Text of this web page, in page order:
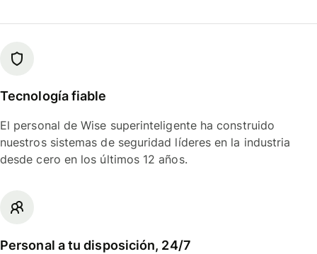
Tecnología fiable
El personal de Wise superinteligente ha construido
nuestros sistemas de seguridad líderes en la industria
desde cero en los últimos 12 años.
Personal a tu disposición, 24/7